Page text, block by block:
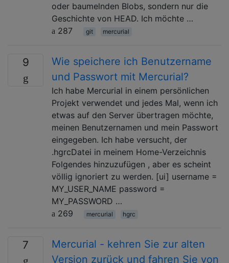
oder baumelnden Blobs, sondern nur die
Geschichte von HEAD. Ich möchte …
287
git mercurial
9
Wie speichere ich Benutzername
und Passwort mit Mercurial?
Ich habe Mercurial in einem persönlichen
Projekt verwendet und jedes Mal, wenn ich
etwas auf den Server übertragen möchte,
meinen Benutzernamen und mein Passwort
eingegeben. Ich habe versucht, der
.hgrcDatei in meinem Home-Verzeichnis
Folgendes hinzuzufügen , aber es scheint
völlig ignoriert zu werden. [ui] username =
MY_USER_NAME password =
MY_PASSWORD …
269
mercurial hgrc
7
Mercurial - kehren Sie zur alten
Version zurück und fahren Sie von